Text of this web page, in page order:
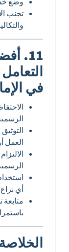
تجنب
11.
في
الرسمية
العمل
الرسمية
أي نزاع
متابعة
باستمرار
الخلاصة